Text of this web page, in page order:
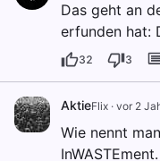
Das geht an
erfunden hat:
32 3
AktieFlix · vor 2
Wie nennt
InWASTEment.